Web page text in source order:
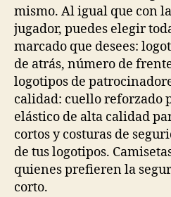
mismo. Al igual que con
jugador, puedes elegir
marcado que desees:
de atrás, número de
logotipos de
calidad: cuello reforzado
elástico de alta calidad
cortos y costuras de
de tus logotipos.
quienes prefieren la
corto.